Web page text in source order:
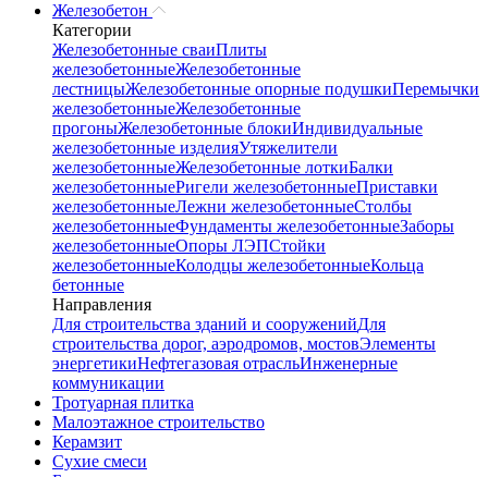
Железобетон
Категории
Железобетонные сваиПлиты
железобетонныеЖелезобетонные
лестницыЖелезобетонные опорные подушкиПеремычки
железобетонныеЖелезобетонные
прогоныЖелезобетонные блокиИндивидуальные
железобетонные изделияУтяжелители
железобетонныеЖелезобетонные лоткиБалки
железобетонныеРигели железобетонныеПриставки
железобетонныеЛежни железобетонныеСтолбы
железобетонныеФундаменты железобетонныеЗаборы
железобетонныеОпоры ЛЭПСтойки
железобетонныеКолодцы железобетонныеКольца
бетонные
Направления
Для строительства зданий и сооруженийДля
строительства дорог, аэродромов, мостовЭлементы
энергетикиНефтегазовая отрасльИнженерные
коммуникации
Тротуарная плитка
Малоэтажное строительство
Керамзит
Сухие смеси